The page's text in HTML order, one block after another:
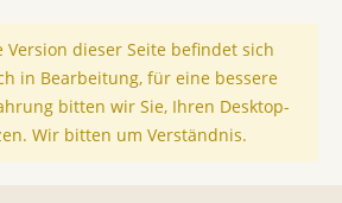
Version dieser Seite befindet sich
in Bearbeitung, für eine bessere
bitten wir Sie, Ihren Desktop-
Wir bitten um Verständnis.